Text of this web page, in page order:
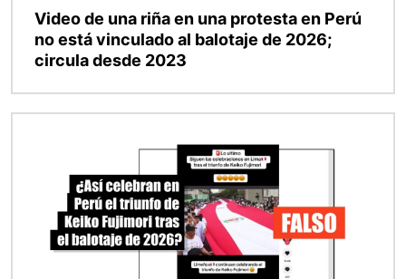
Video de una riña en una protesta en Perú
no está vinculado al balotaje de 2026;
circula desde 2023